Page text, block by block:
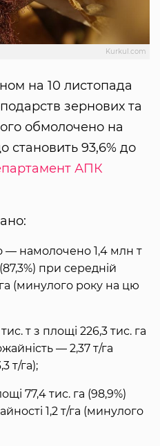
Kurkul.com
на 10 листопада
зернових та
обмолочено на
становить 93,6% до
АПК
— намолочено 1,4 млн т
при середній
(минулого року на цю
т з площі 226,3 тис. га
— 2,37 т/га
т/га);
77,4 тис. га (98,9%)
1,2 т/га (минулого